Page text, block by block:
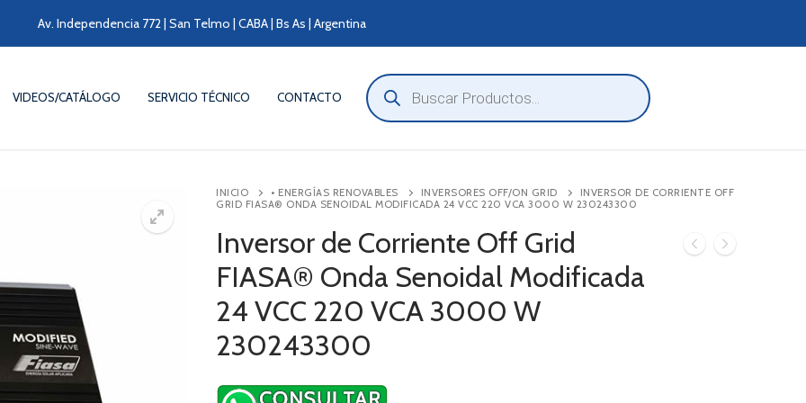
Av. Independencia 772 | San Telmo | CABA | Bs As | Argentina
VIDEOS/CATÁLOGO SERVICIO TÉCNICO CONTACTO
Búsqueda
de
productos
INICIO • ENERGÍAS RENOVABLES INVERSORES OFF/ON GRID
INVERSOR DE CORRIENTE OFF
GRID FIASA® ONDA SENOIDAL MODIFICADA 24 VCC 220 VCA 3000 W 230243300
Inversor de Corriente Off Grid
FIASA® Onda Senoidal Modificada
24 VCC 220 VCA 3000 W
230243300